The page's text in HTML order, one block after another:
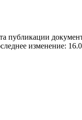
публикации
изменение: